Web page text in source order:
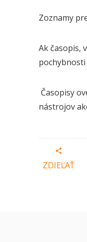
Zoznamy
Ak časopis,
Časopisy
nástrojov
ZDIEĽAŤ